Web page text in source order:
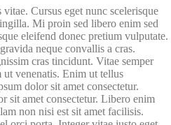
Cursus eget nunc scelerisque
Mi proin sed libero enim sed
eleifend donec pretium vulputate.
neque convallis a cras.
cras tincidunt. Vitae semper
venenatis. Enim ut tellus
dolor sit amet consectetur.
sit amet consectetur. Libero enim
non nisi est sit amet facilisis.